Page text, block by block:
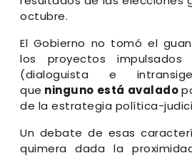
octubre.
El Gobierno no tomó el
los proyectos
(dialoguista e
que ninguno está avalado
de la estrategia política-
Un debate de esas
quimera dada la